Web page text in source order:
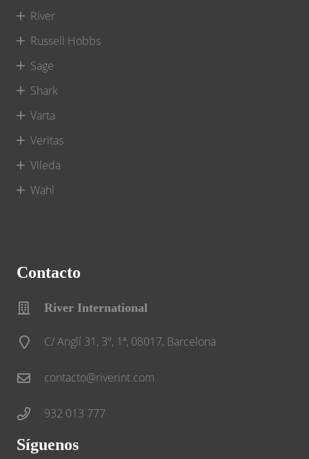
River
Russell Hobbs
Sage
Shark
Varta
Veritas
Vileda
Wahl
Contacto
River International
C/ Anglí 31, 3º, 1ª, 08017, Barcelona
contacto@riverint.com
932 013 777
Síguenos